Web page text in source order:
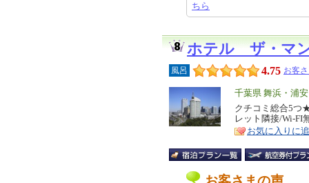
ちら
ホテル ザ・マ
風呂 4.75 お客
エ
リ
ア
千葉県 舞浜・浦
特
徴
クチコミ総合5つ
レット隣接/Wi-FI
お気に入りに